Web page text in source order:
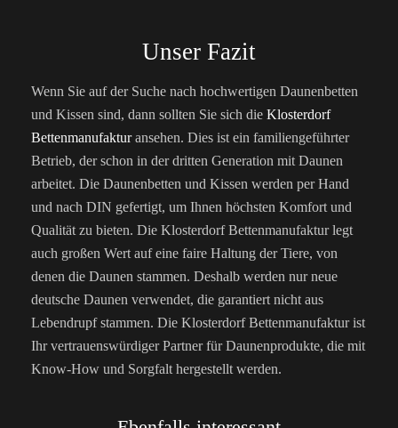
Unser Fazit
Wenn Sie auf der Suche nach hochwertigen Daunenbetten
und Kissen sind, dann sollten Sie sich die Klosterdorf
Bettenmanufakturansehen. Dies ist ein familiengeführter
Betrieb, der schon in der dritten Generation mit Daunen
arbeitet. Die Daunenbetten und Kissen werden per Hand
und nach DIN gefertigt, um Ihnen höchsten Komfort und
Qualität zu bieten. Die Klosterdorf Bettenmanufaktur legt
auch großen Wert auf eine faire Haltung der Tiere, von
denen die Daunen stammen. Deshalb werden nur neue
deutsche Daunen verwendet, die garantiert nicht aus
Lebendrupf stammen. Die Klosterdorf Bettenmanufaktur ist
Ihr vertrauenswürdiger Partner für Daunenprodukte, die mit
Know-How und Sorgfalt hergestellt werden.